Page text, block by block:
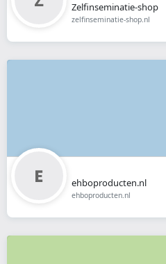
Zelfinseminatie-shop
zelfinseminatie-shop.nl
ehboproducten.nl
ehboproducten.nl